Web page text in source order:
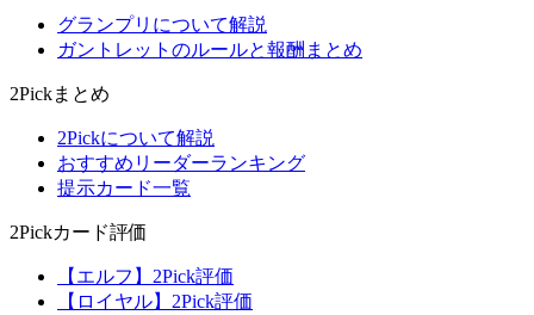
グランプリについて解説
ガントレットのルールと報酬まとめ
2Pickまとめ
2Pickについて解説
おすすめリーダーランキング
提示カード一覧
2Pickカード評価
【エルフ】2Pick評価
【ロイヤル】2Pick評価